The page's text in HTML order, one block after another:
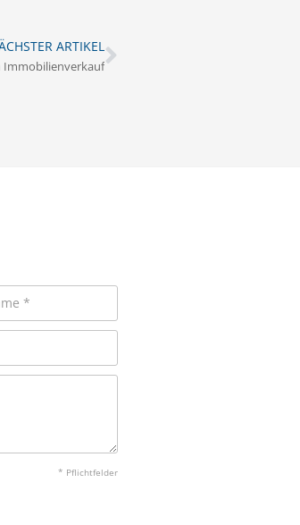
ARTIKEL
Immobilienverkauf
* Pflichtfelder